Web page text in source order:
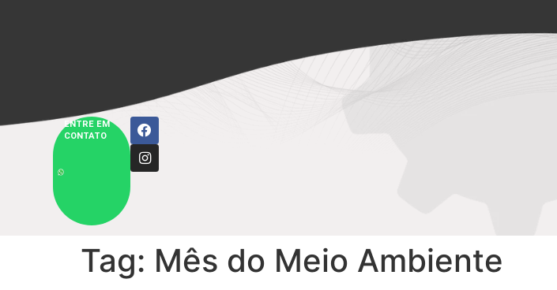
ENTRE EM
CONTATO
Tag: Mês do Meio Ambiente